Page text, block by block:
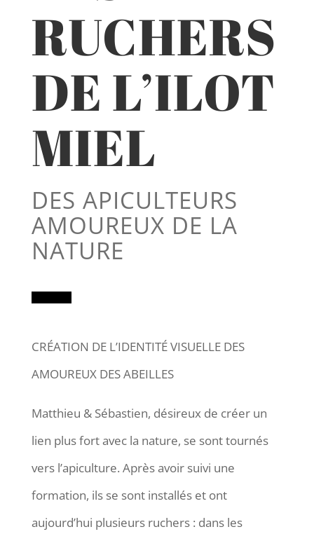
RUCHERS
DE L’ILOT
MIEL
DES APICULTEURS
AMOUREUX DE LA
NATURE
CRÉATION DE L’IDENTITÉ VISUELLE DES
AMOUREUX DES ABEILLES
Matthieu & Sébastien, désireux de créer un
lien plus fort avec la nature, se sont tournés
vers l’apiculture. Après avoir suivi une
formation, ils se sont installés et ont
aujourd’hui plusieurs ruchers : dans les